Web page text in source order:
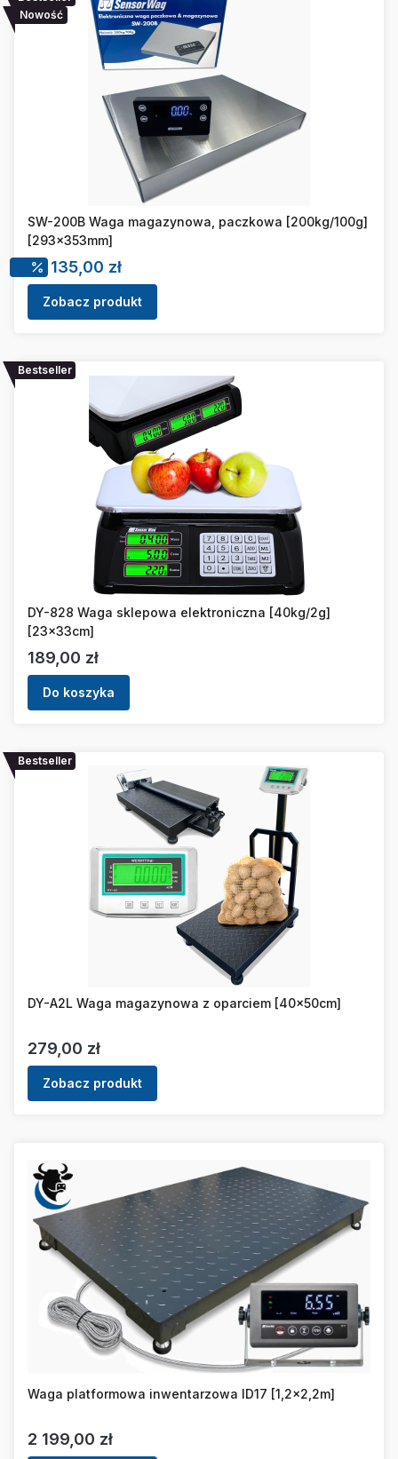
Nowość
SW-200B Waga magazynowa, paczkowa [200kg/100g]
[293x353mm]
Cena promocyjna
135,00 zł
Zobacz produkt
Bestseller
DY-828 Waga sklepowa elektroniczna [40kg/2g]
[23x33cm]
Cena
189,00 zł
Do koszyka
Bestseller
DY-A2L Waga magazynowa z oparciem [40x50cm]
Cena
279,00 zł
Zobacz produkt
Waga platformowa inwentarzowa ID17 [1,2x2,2m]
Cena
2 199,00 zł